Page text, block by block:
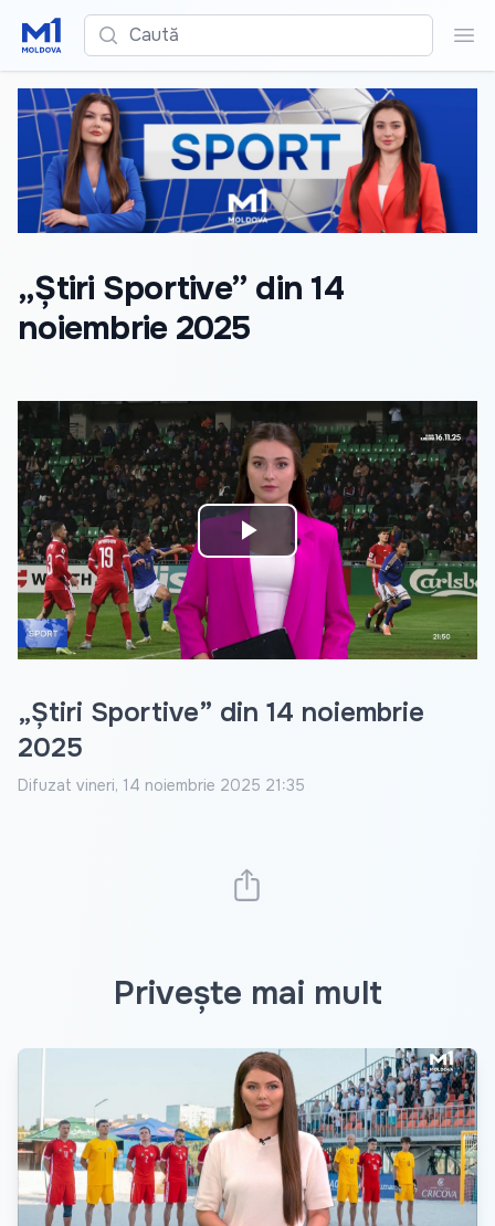
Caută
„Știri Sportive” din 14
noiembrie 2025
Play
Video
„Știri Sportive” din 14 noiembrie
2025
Difuzat vineri, 14 noiembrie 2025 21:35
Privește mai mult